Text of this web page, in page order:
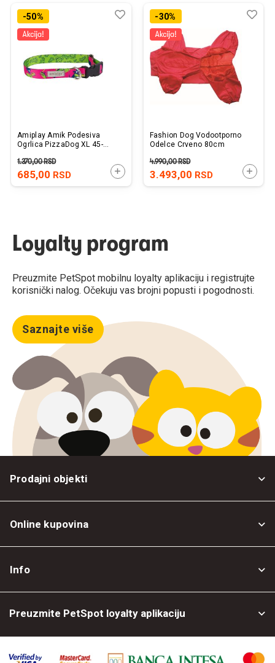
-50%
Amiplay Amik Podesiva
Ogrlica PizzaDog XL 45-
685,00 RSD
1.370,00RSD
DODAJTE U KORPU
Dodaj
Uporedi-30%
Fashion Dog Vodootporno
Odelce Crveno 80cm
3.493,00 RSD
4.990,00RSD
Loyalty program
Preuzmite PetSpot mobilnu loyalty aplikaciju i registrujte
korisnički nalog. Očekuju vas brojni popusti i pogodnosti.
Saznajte više
Prodajni objekti
Online kupovina
Info
Preuzmite PetSpot loyalty aplikaciju